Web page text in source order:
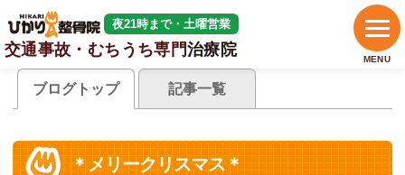
夜21時まで・土曜営業
交通事故・むちうち専門治療院
MENU
ブログトップ 記事一覧
＊メリークリスマス＊